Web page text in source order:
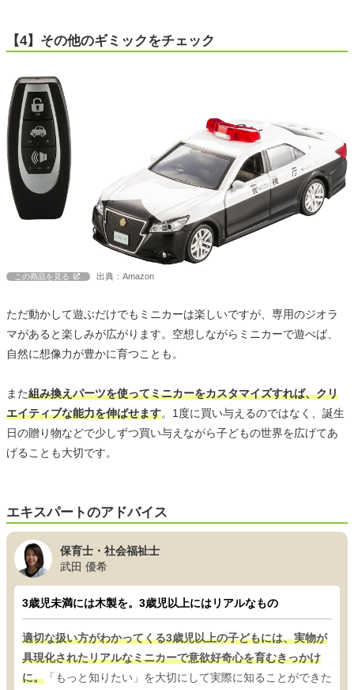
【4】その他のギミックをチェック
この商品を見る 出典：Amazon
ただ動かして遊ぶだけでもミニカーは楽しいですが、専用のジオラ
マがあると楽しみが広がります。空想しながらミニカーで遊べば、
自然に想像力が豊かに育つことも。
また組み換えパーツを使ってミニカーをカスタマイズすれば、クリ
エイティブな能力を伸ばせます。1度に買い与えるのではなく、誕生
日の贈り物などで少しずつ買い与えながら子どもの世界を広げてあ
げることも大切です。
エキスパートのアドバイス
保育士・社会福祉士
武田 優希
3歳児未満には木製を。3歳児以上にはリアルなもの
適切な扱い方がわかってくる3歳児以上の子どもには、実物が
具現化されたリアルなミニカーで意欲好奇心を育むきっかけ
に。 「もっと知りたい」を大切にして実際に知ることができた